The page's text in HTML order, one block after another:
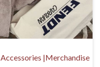
Accessories |Merchandise